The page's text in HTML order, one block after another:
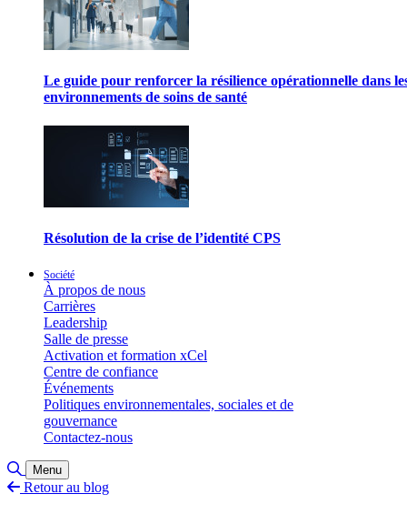
Le guide pour renforcer la résilience opérationnelle dans
environnements de soins de santé
Résolution de la crise de l’identité CPS
Société
À propos de nous
Carrières
Leadership
Salle de presse
Activation et formation xCel
Centre de confiance
Événements
Politiques environnementales, sociales et de
gouvernance
Contactez-nous
Basculer la recherche
Menu
Retour au blog